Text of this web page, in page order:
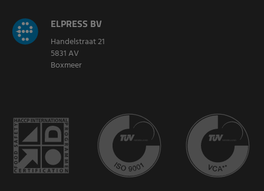
ELPRESS BV
Handelstraat 21
5831 AV
Boxmeer